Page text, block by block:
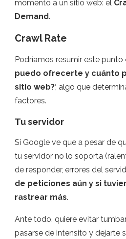
momento a un sitio web: el
Demand.
Crawl Rate
Podríamos resumir este punto
puedo ofrecerte y cuánto
sitio web?‘, algo que
factores.
Tu servidor
Si Google ve que a pesar de
tu servidor no lo soporta
de responder, errores del
de peticiones aún y si
rastrear más.
Ante todo, quiere evitar
pasarse de intensito y dejarte